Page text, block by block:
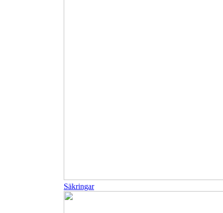
Säkringar